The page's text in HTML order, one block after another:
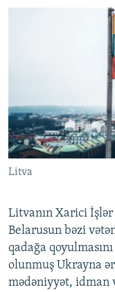
Litva
Litvanın Xarici
Belarusun bəzi
qadağa
olunmuş Ukrayna
mədəniyyət, idman